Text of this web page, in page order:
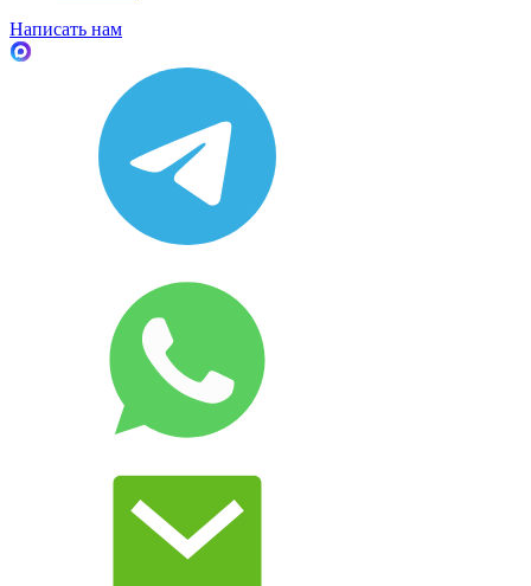
Написать нам